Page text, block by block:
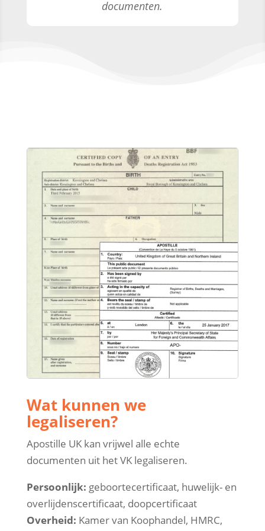
documenten.
Wat kunnen we
legaliseren?
Apostille UK kan vrijwel alle echte
documenten uit het VK legaliseren.
Persoonlijk: geboortecertificaat, huwelijk- en
overlijdenscertificaat, doopcertificaat
Overheid: Kamer van Koophandel, HMRC,